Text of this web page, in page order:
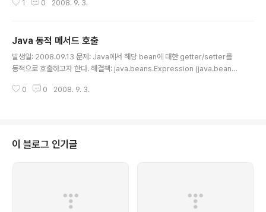
해준다. 예: package com.ohgyun.sortTest; import java.beans.Expr
lean flag; //오름차순 내림차순 /** * 생성자 * @param target 정렬할 대
상 * @param flag..
1 0 2008. 9. 3.
Java 동적 메서드 호출
발생일: 2008.09.13 문제: Java에서 해당 bean에 대한 getter/setter를
동적으로 호출하고자 한다. 해결책: java.beans.Expression (java.beans.
ect target, String methodName, Object[] arguments) Expression
a 객체..
0 0 2008. 9. 3.
이 블로그 인기글